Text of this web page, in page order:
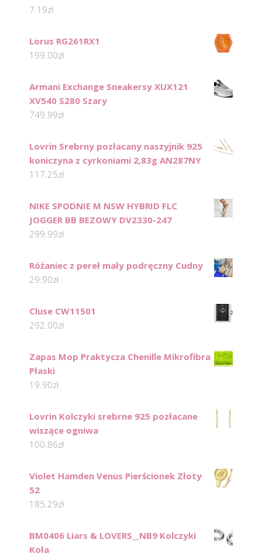
7.19zł
Lorus RG261RX1
199.00zł
Armani Exchange Sneakersy XUX121
XV540 S280 Szary
749.99zł
Lovrin Srebrny pozłacany naszyjnik 925
koniczyna z cyrkoniami 2,83g AN287NY
117.25zł
NIKE SPODNIE M NSW HYBRID FLC
JOGGER BB BEZOWY DV2330-247
299.99zł
Różaniec z pereł mały podręczny Cudny
29.90zł
Cluse CW11501
292.00zł
Zapas Mop Praktycza Chenille Mikrofibra
Płaski
19.90zł
Lovrin Kolczyki srebrne 925 pozłacane
wiszące ogniwa
100.86zł
Violet Hamden Venus Pierścionek Złoty
52
185.29zł
BM0406 Liars & LOVERS__NB9 Kolczyki
Koła